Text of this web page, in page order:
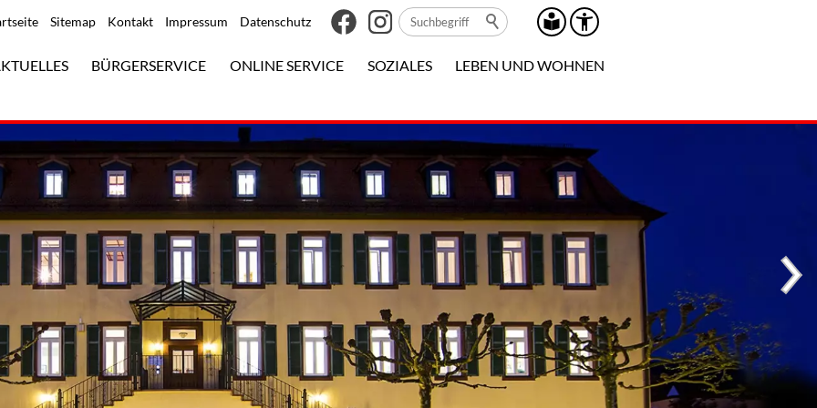
Sitemap Kontakt Impressum Datenschutz
BÜRGERSERVICE ONLINE SERVICE SOZIALES LEBEN UND WOHNEN